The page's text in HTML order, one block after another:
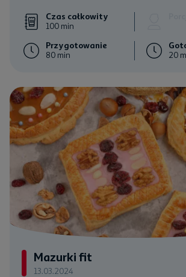
Czas całkowity
100 min
Przygotowanie
80 min
20
Mazurki fit
13.03.2024